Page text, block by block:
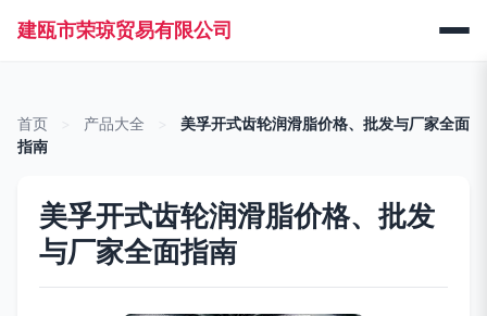
建瓯市荣琼贸易有限公司
首页 产品大全
美孚开式齿轮润滑脂价格、批发与厂家全面
指南
美孚开式齿轮润滑脂价格、批发
与厂家全面指南